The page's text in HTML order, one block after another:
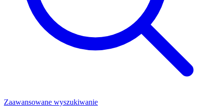
Zaawansowane wyszukiwanie